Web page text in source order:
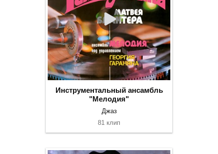
Инструментальный ансамбль
"Мелодия"
Джаз
81 клип